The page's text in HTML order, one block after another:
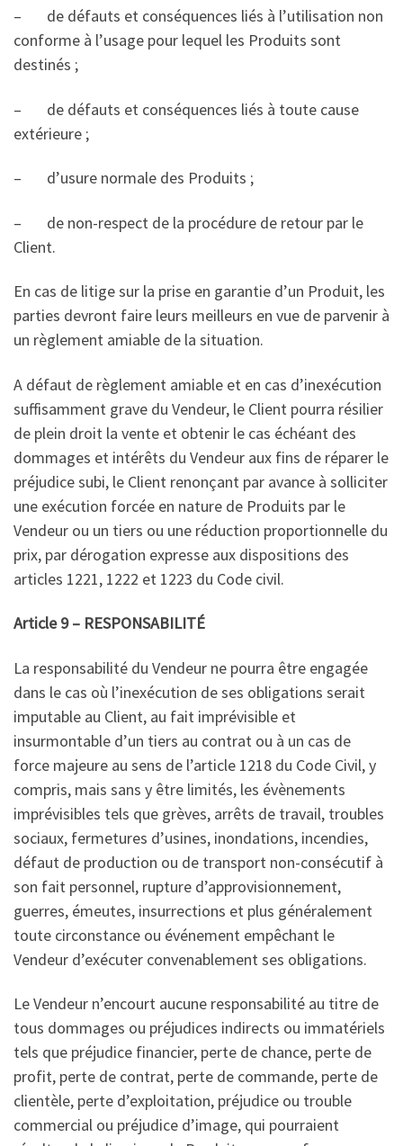
– de défauts et conséquences liés à l’utilisation non
conforme à l’usage pour lequel les Produits sont
destinés ;
– de défauts et conséquences liés à toute cause
extérieure ;
– d’usure normale des Produits ;
– de non-respect de la procédure de retour par le
Client.
En cas de litige sur la prise en garantie d’un Produit, les
parties devront faire leurs meilleurs en vue de parvenir à
un règlement amiable de la situation.
A défaut de règlement amiable et en cas d’inexécution
suffisamment grave du Vendeur, le Client pourra résilier
de plein droit la vente et obtenir le cas échéant des
dommages et intérêts du Vendeur aux fins de réparer le
préjudice subi, le Client renonçant par avance à solliciter
une exécution forcée en nature de Produits par le
Vendeur ou un tiers ou une réduction proportionnelle du
prix, par dérogation expresse aux dispositions des
articles 1221, 1222 et 1223 du Code civil.
Article 9 – RESPONSABILITÉ
La responsabilité du Vendeur ne pourra être engagée
dans le cas où l’inexécution de ses obligations serait
imputable au Client, au fait imprévisible et
insurmontable d’un tiers au contrat ou à un cas de
force majeure au sens de l’article 1218 du Code Civil, y
compris, mais sans y être limités, les évènements
imprévisibles tels que grèves, arrêts de travail, troubles
sociaux, fermetures d’usines, inondations, incendies,
défaut de production ou de transport non-consécutif à
son fait personnel, rupture d’approvisionnement,
guerres, émeutes, insurrections et plus généralement
toute circonstance ou événement empêchant le
Vendeur d’exécuter convenablement ses obligations.
Le Vendeur n’encourt aucune responsabilité au titre de
tous dommages ou préjudices indirects ou immatériels
tels que préjudice financier, perte de chance, perte de
profit, perte de contrat, perte de commande, perte de
clientèle, perte d’exploitation, préjudice ou trouble
commercial ou préjudice d’image, qui pourraient